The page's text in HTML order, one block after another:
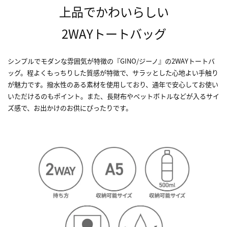
上品でかわいらしい
2WAYトートバッグ
シンプルでモダンな雰囲気が特徴の『GINO/ジーノ』の2WAYトートバ
ッグ。程よくもっちりした質感が特徴で、サラッとした心地よい手触り
が魅力です。撥水性のある素材を使用しており、通年で安心してお使い
いただけるのもポイント。また、長財布やペットボトルなどが入るサイ
ズ感で、お出かけのお供にぴったりです。